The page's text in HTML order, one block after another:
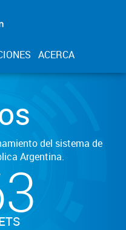
ACERCA
del sistema de
Argentina.